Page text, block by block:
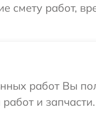
смету работ,
работ Вы
и запчасти.